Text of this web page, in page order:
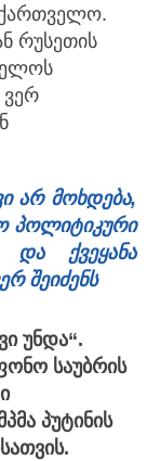
რუსეთის
ვერ
არ მოხდება,
პოლიტიკური
და ქვეყანა
შეიძენს
უნდა“.
საუბრის
პუტინის